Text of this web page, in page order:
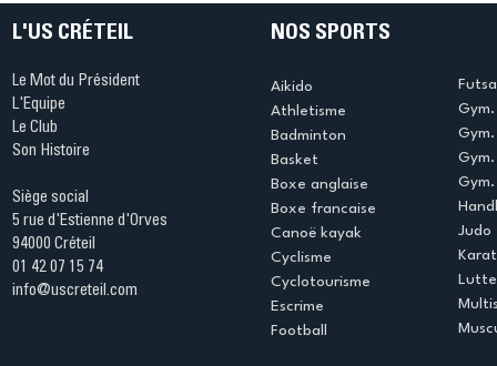
L'US CRÉTEIL
Le Mot du Président
L'Equipe
Le Club
Son Histoire
Siège social
5 rue d'Estienne d'Orves
94000 Créteil
01 42 07 15 74
info@uscreteil.com
NOS SPORTS
Aikido
Athletisme
Badminton
Basket
Boxe anglaise
Boxe francaise
Canoë kayak
Cyclisme
Cyclotourisme
Escrime
Football
Judo
Lutte